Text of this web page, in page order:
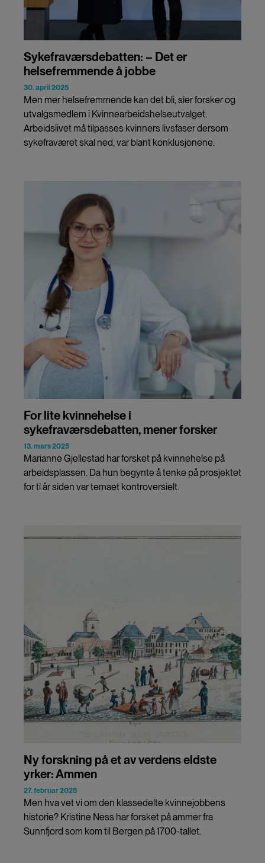
Sykefraværsdebatten: – Det er
helsefremmende å jobbe
30. april 2025
Men mer helsefremmende kan det bli, sier forsker og
utvalgsmedlem i Kvinnearbeidshelseutvalget.
Arbeidslivet må tilpasses kvinners livsfaser dersom
sykefraværet skal ned, var blant konklusjonene.
For lite kvinnehelse i
sykefraværsdebatten, mener forsker
13. mars 2025
Marianne Gjellestad har forsket på kvinnehelse på
arbeidsplassen. Da hun begynte å tenke på prosjektet
for ti år siden var temaet kontroversielt.
Ny forskning på et av verdens eldste
yrker: Ammen
27. februar 2025
Men hva vet vi om den klassedelte kvinnejobbens
historie? Kristine Ness har forsket på ammer fra
Sunnfjord som kom til Bergen på 1700-tallet.